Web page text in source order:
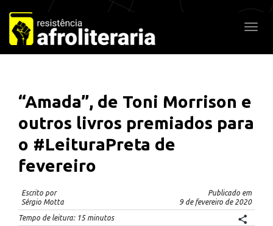
Pular
para
o
conteúdo
“Amada”, de Toni Morrison e
outros livros premiados para
o #LeituraPreta de
fevereiro
Escrito por
Sérgio Motta
Publicado em
9 de fevereiro de 2020
Tempo de leitura: 15 minutos